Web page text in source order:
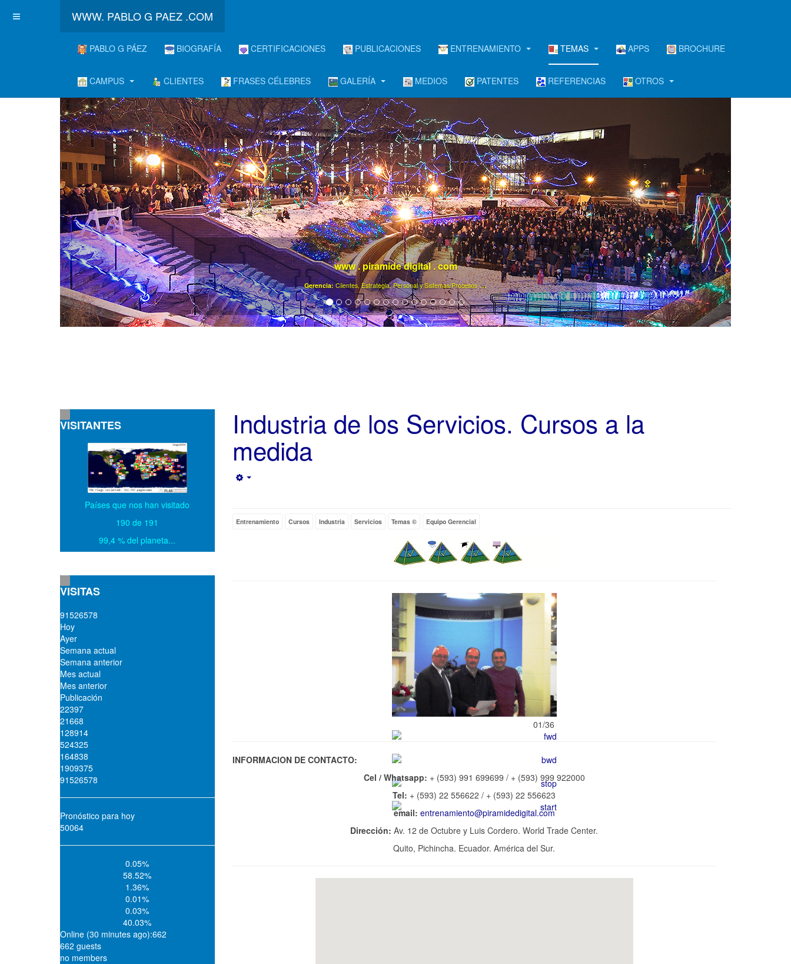
WWW. PABLO G PAEZ .COM
PABLO G PÁEZ BIOGRAFÍA CERTIFICACIONES PUBLICACIONES ENTRENAMIENTO TEMAS APPS BROCHURE
CAMPUS CLIENTES FRASES CÉLEBRES GALERÍA MEDIOS PATENTES REFERENCIAS OTROS
www . piramide digital . com
Gerencia: Clientes, Estrategia, Personal y Sistemas/Procesos...
Industria de los Servicios. Cursos a la
medida
Entrenamiento Cursos Industria Servicios Temas © Equipo Gerencial
01/36
INFORMACION DE CONTACTO:
Cel / Whatsapp: + (593) 991 699699 / + (593) 999 922000
Tel: + (593) 22 556622 / + (593) 22 556623
email: entrenamiento@piramidedigital.com
Dirección: Av. 12 de Octubre y Luis Cordero. World Trade Center.
Quito, Pichincha. Ecuador. América del Sur.
VISITANTES
Países que nos han visitado
190 de 191
99,4 % del planeta...
VISITAS
91526578
Hoy
Ayer
Semana actual
Semana anterior
Mes actual
Mes anterior
Publicación
22397
21668
128914
524325
164838
1909375
91526578
Pronóstico para hoy
50064
0.05%
58.52%
1.36%
0.01%
0.03%
40.03%
Online (30 minutes ago):662
662 guests
no members